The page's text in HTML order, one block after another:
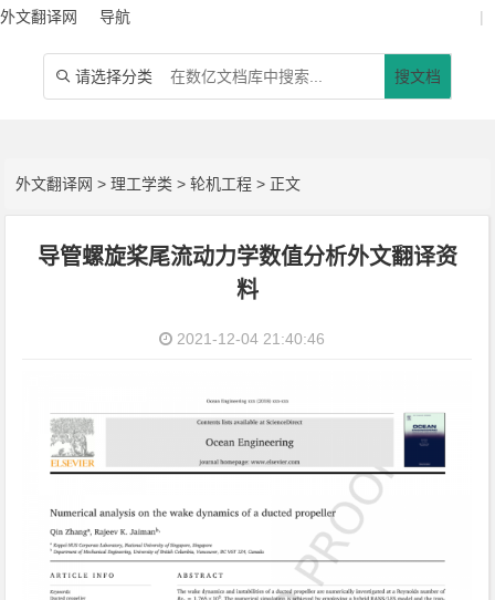
外文翻译网 导航 |
 请选择分类 搜文档
外文翻译网 >理工学类 >轮机工程 > 正文
导管螺旋桨尾流动力学数值分析外文翻译资
料
2021-12-04 21:40:46